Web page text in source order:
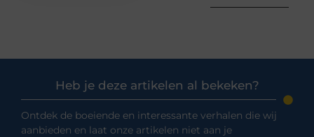
Heb je deze artikelen al bekeken?
Ontdek de boeiende en interessante verhalen die wij
aanbieden en laat onze artikelen niet aan je